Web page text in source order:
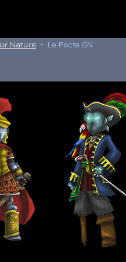
Nature Le Pacte GN